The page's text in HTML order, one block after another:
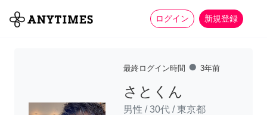
ログイン 新規登録
全て 家事 more_horiz
最終ログイン時間 fiber_manual_record 3年前
さとくん
男性 /30代 /東京都